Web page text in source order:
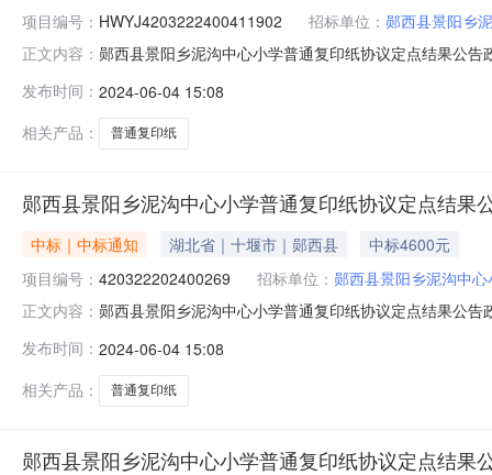
项目编号： HWYJ4203222400411902 招标单位： 郧西县景阳乡
正文内容： 郧西县景阳乡泥沟中心小学普通复印纸协议定点结果公
的：序号商品名称品目品牌型号数量商城最低价单价小
发布时间： 2024-06-04 15:08
相关产品：
普通复印纸
郧西县景阳乡泥沟中心小学普通复印纸协议定点结果
中标｜中标通知 湖北省｜十堰市｜郧西县
中标4600元
项目编号： 420322202400269 招标单位： 郧西县景阳乡泥沟中心
正文内容： 郧西县景阳乡泥沟中心小学普通复印纸协议定点结果公
的：序号商品名称品目品牌型号数量商城最低价单价小
发布时间： 2024-06-04 15:08
相关产品：
普通复印纸
郧西县景阳乡泥沟中心小学普通复印纸协议定点结果